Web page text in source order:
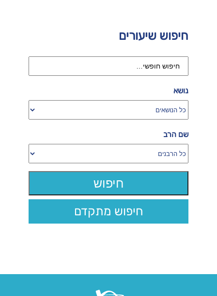
חיפוש שיעורים
נושא
שם הרב
חיפוש מתקדם